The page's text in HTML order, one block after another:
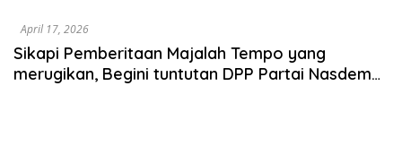
April 17, 2026
Sikapi Pemberitaan Majalah Tempo yang
merugikan, Begini tuntutan DPP Partai Nasdem